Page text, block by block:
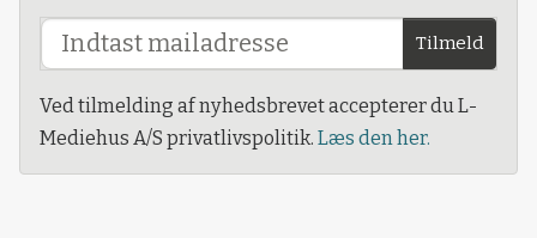
Tilmeld
Ved tilmelding af nyhedsbrevet accepterer du L-
Mediehus A/S privatlivspolitik. Læs den her.